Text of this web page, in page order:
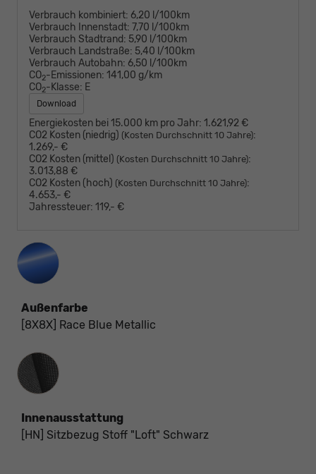
Verbrauch kombiniert: 6,20 l/100km
Verbrauch Innenstadt: 7,70 l/100km
Verbrauch Stadtrand: 5,90 l/100km
Verbrauch Landstraße: 5,40 l/100km
Verbrauch Autobahn: 6,50 l/100km
CO2-Emissionen: 141,00 g/km
CO2-Klasse: E
Download
Energiekosten bei 15.000 km pro Jahr: 1.621,92 €
CO2 Kosten (niedrig) (Kosten Durchschnitt 10 Jahre):
1.269,- €
CO2 Kosten (mittel) (Kosten Durchschnitt 10 Jahre):
3.013,88 €
CO2 Kosten (hoch) (Kosten Durchschnitt 10 Jahre):
4.653,- €
Jahressteuer: 119,- €
Außenfarbe
[8X8X] Race Blue Metallic
Innenausstattung
Innenausstattung
[HN] Sitzbezug Stoff "Loft" Schwarz